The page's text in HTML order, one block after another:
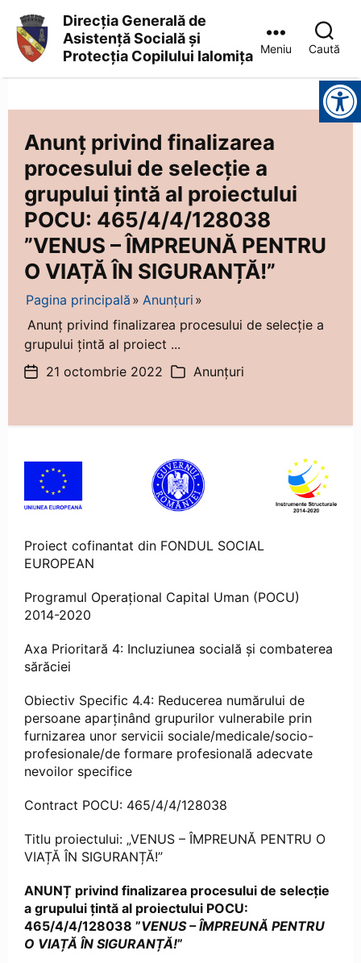
Socială
și
Protecția
Ialomița
Direcția Generală de
Asistență Socială și
Protecția Copilului Ialomița
Meniu Caută
Instrumente pentru accesibilitate
Anunț privind finalizarea
procesului de selecție a
grupului țintă al proiectului
POCU: 465/4/4/128038
”VENUS – ÎMPREUNĂ PENTRU
O VIAȚĂ ÎN SIGURANȚĂ!”
Pagina principală
Anunțuri
Anunț privind finalizarea procesului de selecție a
grupului țintă al proiect ...
Dată21 octombrie 2022 Categorii
Anunțuri
Proiect cofinantat din FONDUL SOCIAL
EUROPEAN
Programul Operaţional Capital Uman (POCU)
2014-2020
Axa Prioritară 4: Incluziunea socială și combaterea
sărăciei
Obiectiv Specific 4.4: Reducerea numărului de
persoane aparținând grupurilor vulnerabile prin
furnizarea unor servicii sociale/medicale/socio-
profesionale/de formare profesională adecvate
nevoilor specifice
Contract POCU: 465/4/4/128038
Titlu proiectului: „VENUS – ÎMPREUNĂ PENTRU O
VIAȚĂ ÎN SIGURANȚĂ!”
ANUNȚ privind finalizarea procesului de selecție
a grupului țintă al proiectului POCU:
465/4/4/128038 ”VENUS – ÎMPREUNĂ PENTRU
O VIAȚĂ ÎN SIGURANȚĂ!”